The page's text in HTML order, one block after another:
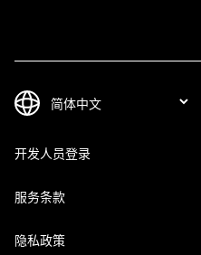
开发人员登录
服务条款
隐私政策